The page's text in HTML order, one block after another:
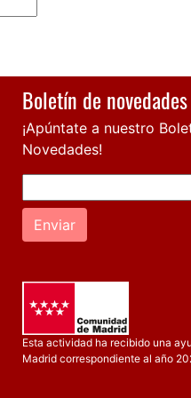
Boletín de novedades
¡Apúntate a nuestro
Novedades!
Enviar
Esta actividad ha recibido una
Madrid correspondiente al año